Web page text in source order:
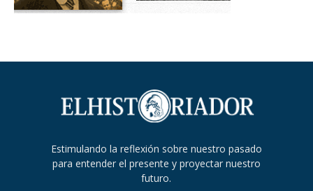
Estimulando la reflexión sobre nuestro pasado
para entender el presente y proyectar nuestro
futuro.